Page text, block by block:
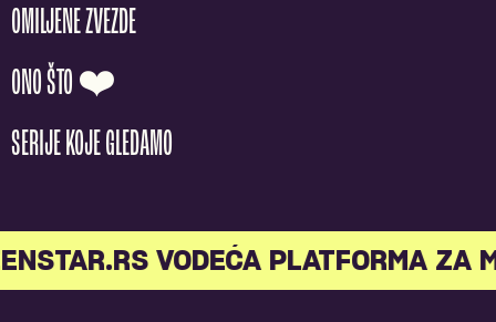
OMILJENE ZVEZDE
ONO ŠTO ❤️
SERIJE KOJE GLEDAMO
VODEĆA PLATFORMA ZA